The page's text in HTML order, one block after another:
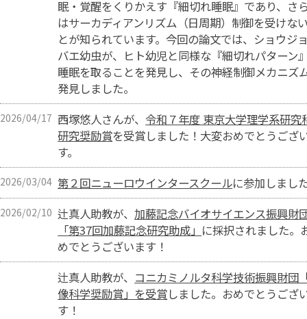
眠・覚醒をくりかえす『細切れ睡眠』であり、さ
はサーカディアンリズム（日周期）制御を受けな
とが知られています。今回の論文では、ショウジ
バエ幼虫が、ヒト幼児と同様な『細切れパターン
睡眠を取ることを発見し、その神経制御メカニズ
発見しました。
2026/04/17 西塚悠人さんが、令和７年度 東京大学理学系研究
研究奨励賞を受賞しました！大変おめでとうござ
す。
2026/03/04 第２回ニューロウインタースクールに参加しまし
2026/02/10 辻真人助教が、加藤記念バイオサイエンス振興財
「第37回加藤記念研究助成」 に採択されました。
めでとうございます！
辻真人助教が、 コニカミノルタ科学技術振興財団
像科学奨励賞」を受賞しました。おめでとうござ
す！